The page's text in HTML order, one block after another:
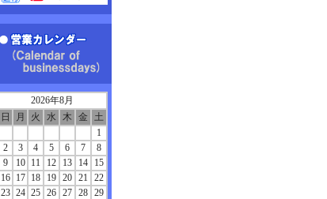
2026年8月
日
月 火 水 木 金
土
1
2
3 4 5 6 7
8
9
10 11 12 13 14
15
16
17 18 19 20 21
22
23 24 25 26 27 28 29